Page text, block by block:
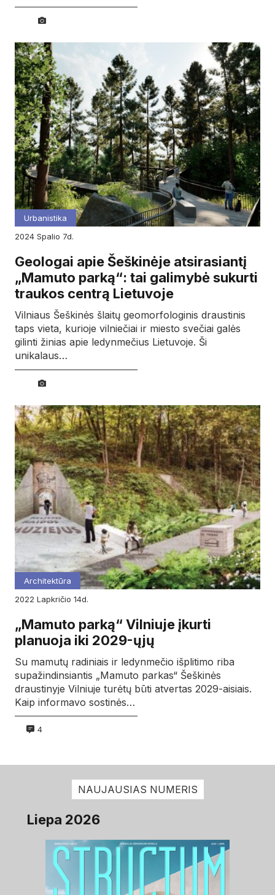
Urbanistika
2024
spalio 7d.
Geologai apie Šeškinėje atsirasiantį
„Mamuto parką“: tai galimybė sukurti
traukos centrą Lietuvoje
Vilniaus Šeškinės šlaitų geomorfologinis draustinis
taps vieta, kurioje vilniečiai ir miesto svečiai galės
gilinti žinias apie ledynmečius Lietuvoje. Ši
unikalaus…
Architektūra
2022
lapkričio 14d.
„Mamuto parką“ Vilniuje įkurti
planuoja iki 2029-ųjų
Su mamutų radiniais ir ledynmečio išplitimo riba
supažindinsiantis „Mamuto parkas“ Šeškinės
draustinyje Vilniuje turėtų būti atvertas 2029-aisiais.
Kaip informavo sostinės…
4
NAUJAUSIAS NUMERIS
Liepa 2026